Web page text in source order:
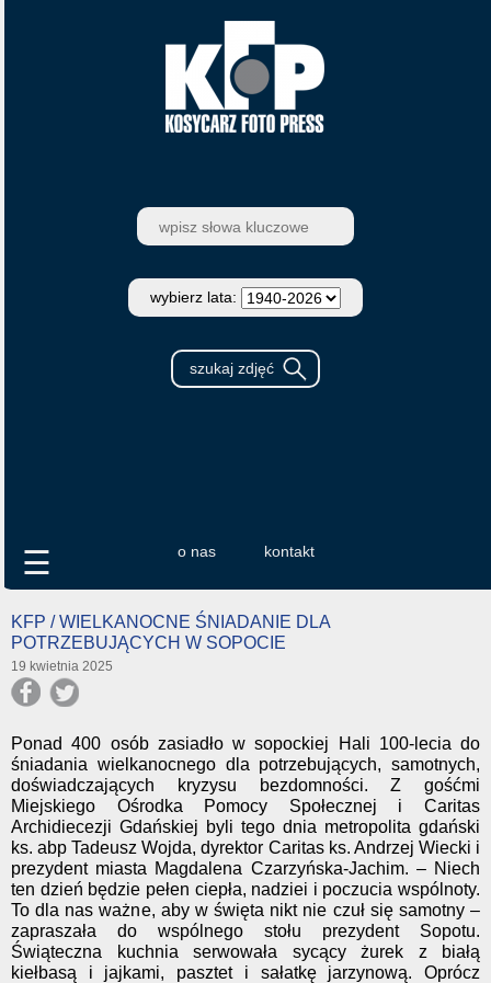
wybierz lata:
o nas kontakt
☰
KFP / WIELKANOCNE ŚNIADANIE DLA
POTRZEBUJĄCYCH W SOPOCIE
19 kwietnia 2025
Ponad 400 osób zasiadło w sopockiej Hali 100-lecia do
śniadania wielkanocnego dla potrzebujących, samotnych,
doświadczających kryzysu bezdomności. Z gośćmi
Miejskiego Ośrodka Pomocy Społecznej i Caritas
Archidiecezji Gdańskiej byli tego dnia metropolita gdański
ks. abp Tadeusz Wojda, dyrektor Caritas ks. Andrzej Wiecki i
prezydent miasta Magdalena Czarzyńska-Jachim. – Niech
ten dzień będzie pełen ciepła, nadziei i poczucia wspólnoty.
To dla nas ważne, aby w święta nikt nie czuł się samotny –
zapraszała do wspólnego stołu prezydent Sopotu.
Świąteczna kuchnia serwowała sycący żurek z białą
kiełbasą i jajkami, pasztet i sałatkę jarzynową. Oprócz